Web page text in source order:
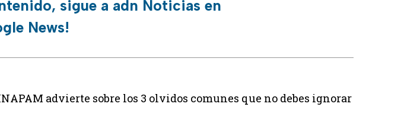
sigue a adn Noticias en
News!
advierte sobre los 3 olvidos comunes que no debes ignorar